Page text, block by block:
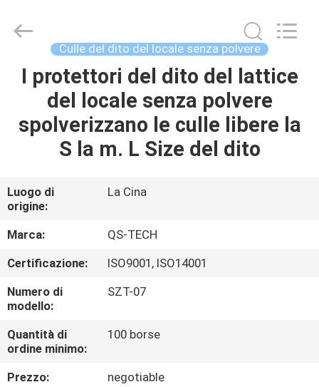
CASA
PRODOTTI
NOI
GIRO
DELLA
FABBRICA
CONTROLLO
DI
QUALITÀ
Clean
Technology
Culle del dito del locale senza polvere
I protettori del dito del lattice
del locale senza polvere
spolverizzano le culle libere la
S la m. L Size del dito
Luogo di
origine:
La Cina
Marca:
QS-TECH
Certificazione:
ISO9001, ISO14001
Numero di
modello:
SZT-07
Quantità di
ordine minimo:
100 borse
Prezzo:
negotiable